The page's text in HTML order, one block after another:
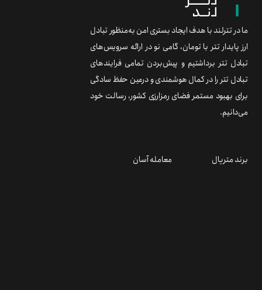
ما در تترلند با هدف ایجاد بستری امن به‌منظور تبادل
ارز پایدار تتر با تومان، گامی نو در ارائه سرویس‌های
تبادل تتر برداشتیم و پیش‌بردن تمامی فرایندهای
تبادل تتر را در کمال هوشمندی و درعین حفظ سادگی
برای بهبود مستمر فضای رمزارزی کشور، رسالت خود
می‌دانیم.
برند متریال معامله آسان